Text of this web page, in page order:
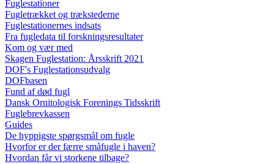
Fuglestationer
Fugletrækket og trækstederne
Fuglestationernes indsats
Fra fugledata til forskningsresultater
Kom og vær med
Skagen Fuglestation: Årsskrift 2021
DOF's Fuglestationsudvalg
DOFbasen
Fund af død fugl
Dansk Ornitologisk Forenings Tidsskrift
Fuglebrevkassen
Guides
De hyppigste spørgsmål om fugle
Hvorfor er der færre småfugle i haven?
Hvordan får vi storkene tilbage?